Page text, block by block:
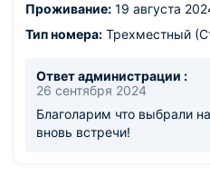
Проживание: 19 августа
Тип номера: Трехместный
Ответ администрации :
26 сентября 2024
Благоларим что выбрали
вновь встречи!